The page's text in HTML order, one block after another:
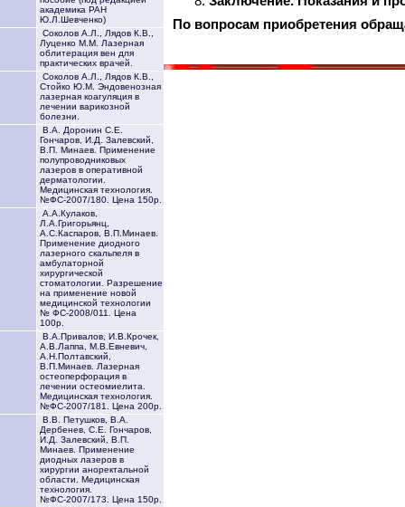
академика РАН
Ю.Л.Шевченко)
Соколов А.Л., Лядов К.В.,
Луценко М.М. Лазерная
облитерация вен для
практических врачей.
Соколов А.Л., Лядов К.В.,
Стойко Ю.М. Эндовенозная
лазерная коагуляция в
лечении варикозной
болезни.
В.А. Доронин С.Е.
Гончаров, И.Д. Залевский,
В.П. Минаев. Применение
полупроводниковых
лазеров в оперативной
дерматологии.
Медицинская технология.
№ФС-2007/180. Цена 150р.
А.А.Кулаков,
Л.А.Григорьянц,
А.С.Каспаров, В.П.Минаев.
Применение диодного
лазерного скальпеля в
амбулаторной
хирургической
стоматологии. Разрешение
на применение новой
медицинской технологии
№ ФС-2008/011. Цена
100р.
В.А.Привалов, И.В.Крочек,
А.В.Лаппа, М.В.Евневич,
А.Н.Полтавский,
В.П.Минаев. Лазерная
остеоперфорация в
лечении остеомиелита.
Медицинская технология.
№ФС-2007/181. Цена 200р.
В.В. Петушков, В.А.
Дербенев, С.Е. Гончаров,
И.Д. Залевский, В.П.
Минаев. Применение
диодных лазеров в
хирургии аноректальной
области. Медицинская
технология.
№ФС-2007/173. Цена 150р.
По вопросам приобретения